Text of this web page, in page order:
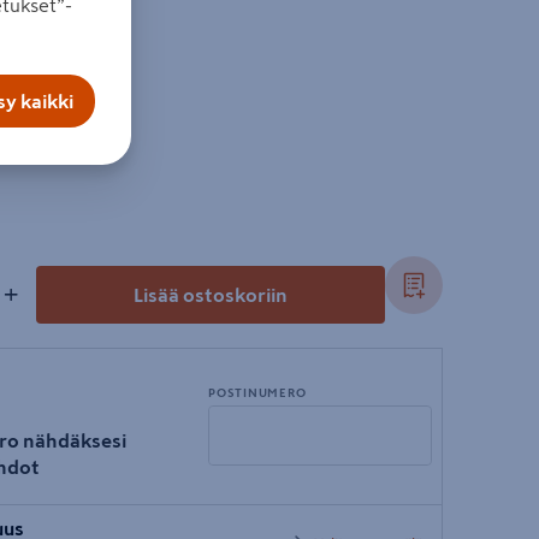
+ Lisää ostoskoriin
nähdäksesi
POSTINUMERO
postinumero
kaikki